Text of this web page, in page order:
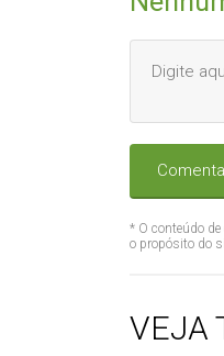
* O conteúdo
o propósito do
VEJA